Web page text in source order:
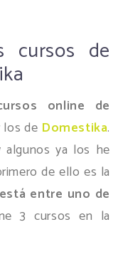
cursos de
online de
de Domestika.
ya los he
de ello es la
entre uno de
3 cursos en la